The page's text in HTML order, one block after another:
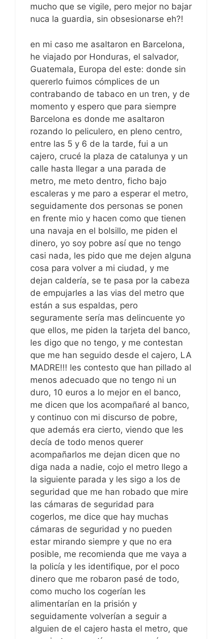
mucho que se vigile, pero mejor no bajar
nuca la guardia, sin obsesionarse eh?!
en mi caso me asaltaron en Barcelona,
he viajado por Honduras, el salvador,
Guatemala, Europa del este: donde sin
quererlo fuimos cómplices de un
contrabando de tabaco en un tren, y de
momento y espero que para siempre
Barcelona es donde me asaltaron
rozando lo peliculero, en pleno centro,
entre las 5 y 6 de la tarde, fui a un
cajero, crucé la plaza de catalunya y un
calle hasta llegar a una parada de
metro, me meto dentro, ficho bajo
escaleras y me paro a esperar el metro,
seguidamente dos personas se ponen
en frente mio y hacen como que tienen
una navaja en el bolsillo, me piden el
dinero, yo soy pobre así que no tengo
casi nada, les pido que me dejen alguna
cosa para volver a mi ciudad, y me
dejan caldería, se te pasa por la cabeza
de empujarles a las vias del metro que
están a sus espaldas, pero
seguramente sería mas delincuente yo
que ellos, me piden la tarjeta del banco,
les digo que no tengo, y me contestan
que me han seguido desde el cajero, LA
MADRE!!! les contesto que han pillado al
menos adecuado que no tengo ni un
duro, 10 euros a lo mejor en el banco,
me dicen que los acompañaré al banco,
y continuo con mi discurso de pobre,
que además era cierto, viendo que les
decía de todo menos querer
acompañarlos me dejan dicen que no
diga nada a nadie, cojo el metro llego a
la siguiente parada y les sigo a los de
seguridad que me han robado que mire
las cámaras de seguridad para
cogerlos, me dice que hay muchas
cámaras de seguridad y no pueden
estar mirando siempre y que no era
posible, me recomienda que me vaya a
la policía y les identifique, por el poco
dinero que me robaron pasé de todo,
como mucho los cogerían les
alimentarían en la prisión y
seguidamente volverían a seguir a
alguien de el cajero hasta el metro, que